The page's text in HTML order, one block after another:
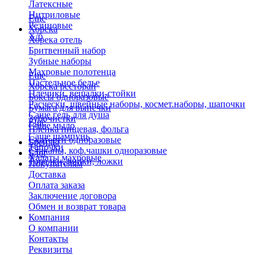
Латексные
Нитриловые
Резиновые
Х/б
Еще
Хорека
Хорека отель
Бритвенный набор
Зубные наборы
Махровые полотенца
Пастельное белье
Плечики, вешалки-стойки
Расчески, швейные наборы, космет.наборы, шапочки
Саше гель для душа
Саше мыло
Саше шампунь
Тапочки
Халаты махровые
Еще
Хорека ресторан
Боксы одноразовые
Бумага для выпечки
Зубочистки
Пленка пищевая, фольга
Скатерти одноразовые
Стаканы, коф.чашки одноразовые
Тарелки, вилки, ложки
Еще
Бренды
Блог
Покупателям
Доставка
Оплата заказа
Заключение договора
Обмен и возврат товара
Компания
О компании
Контакты
Реквизиты